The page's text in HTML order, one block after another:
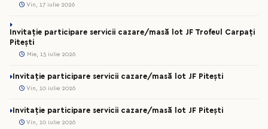
Vin, 17 iulie 2026
Invitație participare servicii cazare/masă lot JF Trofeul Carpați
Pitești
Mie, 15 iulie 2026
Invitație participare servicii cazare/masă lot JF Pitești
Vin, 10 iulie 2026
Invitație participare servicii cazare/masă lot JF Pitești
Vin, 10 iulie 2026